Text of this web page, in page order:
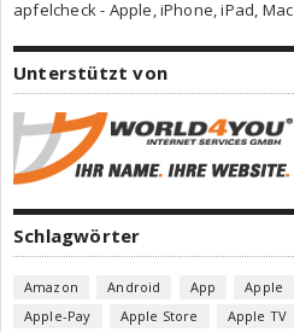
apfelcheck - Apple, iPhone, iPad, Mac
Unterstützt von
Schlagwörter
Amazon Android App
Apple
Apple-Pay
Apple Store
Apple TV